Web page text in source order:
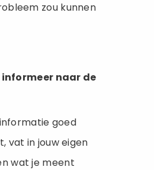
zou kunnen
informeer naar de
goed
vat in jouw eigen
wat je meent